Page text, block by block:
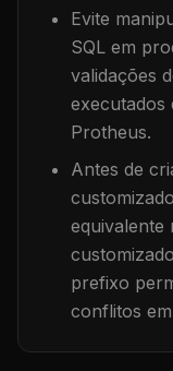
Evite
SQL em
validações
executados
Protheus.
Antes de
equivalente
prefixo
conflitos